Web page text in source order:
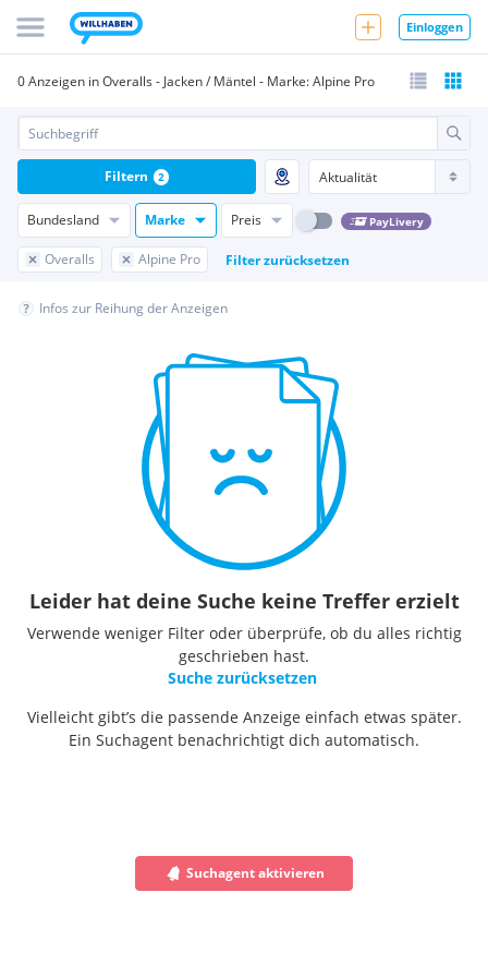
Einloggen
0 Anzeigen in Overalls - Jacken / Mäntel - Marke: Alpine Pro
Bundesland Marke Preis PayLivery
Overalls Alpine Pro Filter zurücksetzen
Filtern 2
Infos zur Reihung der Anzeigen
Leider hat deine Suche keine Treffer erzielt
Verwende weniger Filter oder überprüfe, ob du alles richtig
geschrieben hast.
Suche zurücksetzen
Vielleicht gibt’s die passende Anzeige einfach etwas später.
Ein Suchagent benachrichtigt dich automatisch.
Suchagent aktivieren